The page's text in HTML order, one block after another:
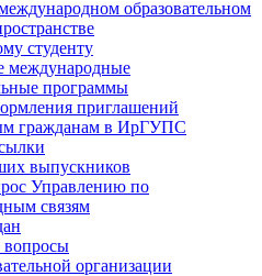
образовательном
студенту
международные
программы
приглашений
гражданам в ИрГУПС
выпускников
Управлению по
связям
вопросы
организации